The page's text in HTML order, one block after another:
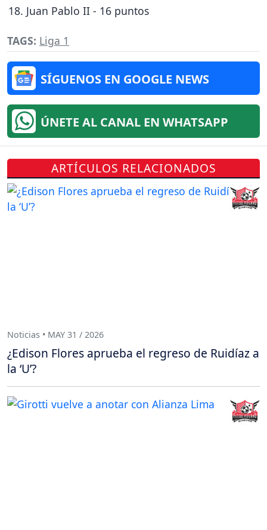
Juan Pablo II - 16 puntos
TAGS: Liga 1
SÍGUENOS EN GOOGLE NEWS
ÚNETE AL CANAL EN WHATSAPP
ARTÍCULOS RELACIONADOS
Noticias • MAY 31 / 2026
¿Edison Flores aprueba el regreso de Ruidíaz a
la ‘U’?